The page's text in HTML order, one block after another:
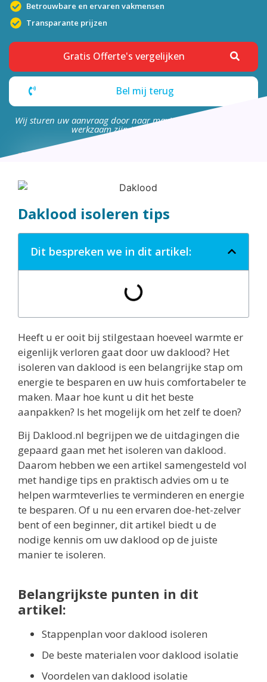
Betrouwbare en ervaren vakmensen
Transparante prijzen
Gratis Offerte's vergelijken
Bel mij terug
Wij sturen uw aanvraag door naar maximaal 4 bedrijven die
werkzaam zijn in uw omgeving.
Daklood isoleren tips
Dit bespreken we in dit artikel:
Heeft u er ooit bij stilgestaan hoeveel warmte er
eigenlijk verloren gaat door uw daklood? Het
isoleren van daklood is een belangrijke stap om
energie te besparen en uw huis comfortabeler te
maken. Maar hoe kunt u dit het beste
aanpakken? Is het mogelijk om het zelf te doen?
Bij Daklood.nl begrijpen we de uitdagingen die
gepaard gaan met het isoleren van daklood.
Daarom hebben we een artikel samengesteld vol
met handige tips en praktisch advies om u te
helpen warmteverlies te verminderen en energie
te besparen. Of u nu een ervaren doe-het-zelver
bent of een beginner, dit artikel biedt u de
nodige kennis om uw daklood op de juiste
manier te isoleren.
Belangrijkste punten in dit
artikel:
Stappenplan voor daklood isoleren
De beste materialen voor daklood isolatie
Voordelen van daklood isolatie